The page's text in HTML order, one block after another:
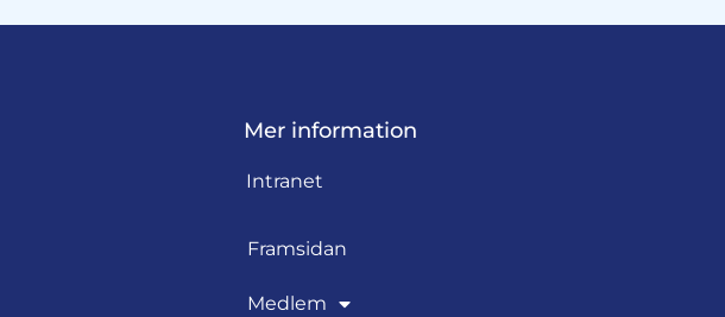
Mer information
Intranet
Framsidan
Medlem